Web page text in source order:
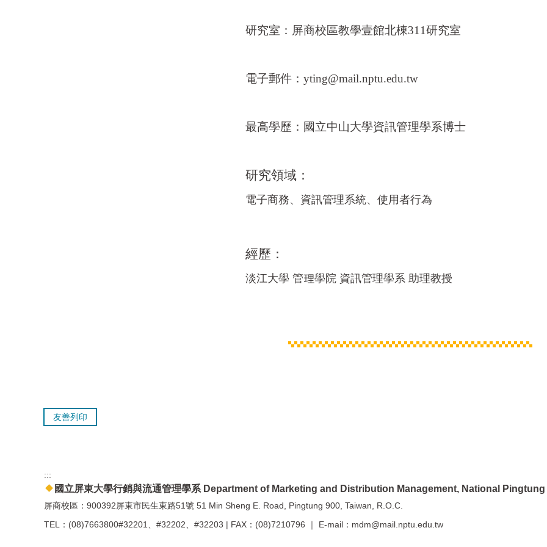
研究室：屏商校區教學壹館北棟311研究室
電子郵件： yting@mail.nptu.edu.tw
最高學歷：國立中山大學資訊管理學系博士
研究領域：
電子商務、資訊管理系統、使用者行為
經歷：
淡江大學 管理學院 資訊管理學系 助理教授
友善列印
:::
國立屏東大學行銷與流通管理學系 Department of Marketing and Distribution Management, National
屏商校區：900392屏東市民生東路51號 51 Min Sheng E. Road, Pingtung 900, Taiwan, R.O.C.
TEL：(08)7663800#32201、#32202、#32203 | FAX：(08)7210796 ｜ E-mail：mdm@mail.nptu.edu.tw